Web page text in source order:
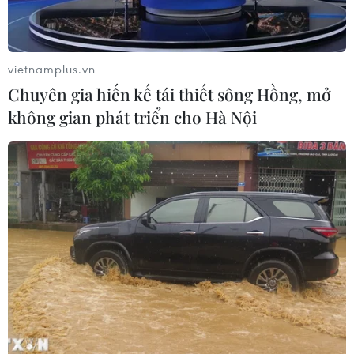
Xem thêm
Tổng Biên tập: TRẦN TIẾN DUẨN
Phó Tổng Biên tập: NGUYỄN THỊ TÁM, KHÚC THANH
THỦY
Sở hữu trí tuệ
Quy định sử dụng
RSS
Hỗ trợ
Ngôn ngữ
TTXVN
Dịch vụ tin
Quảng cáo
vietnamplus.vn
Chuyên gia hiến kế tái thiết sông Hồng, mở
không gian phát triển cho Hà Nội